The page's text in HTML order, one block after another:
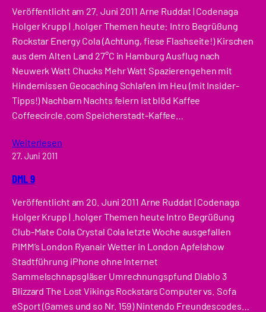
Veröffentlicht am 27. Juni 2011 Arne Ruddat | Codenaga
Holger Krupp | .holger Themen heute: Intro Begrüßung
Rockstar Energy Cola (Achtung, fiese Flashseite!) Kirschen
aus dem Alten Land 27°C in Hamburg Ausflug nach
Neuwerk Watt Chucks Mehr Watt Spazierengehen mit
Hindernissen Geocaching Schlafen im Heu (mit Insider-
Tipps!) Nachbarn Nachts feiern ist blöd Kaffee
Coffeecircle.com Speicherstadt-Kaffee…
Weiterlesen
27. Juni 2011
DML 9
Veröffentlicht am 20. Juni 2011 Arne Ruddat | Codenaga
Holger Krupp | .holger Themen heute Intro Begrüßung
Club-Mate Cola Crystal Cola letzte Woche ausgefallen
PIMM’s London Ryanair Wetter in London Apfelshow
Stadtführung iPhone ohne Internet
Sammelschnapsgläser Umrechnungspfund Diablo 3
Blizzard The Lost Vikings Rockstars Computer vs. Sofa
eSport (Games und so Nr. 159) Nintendo Freundescodes…